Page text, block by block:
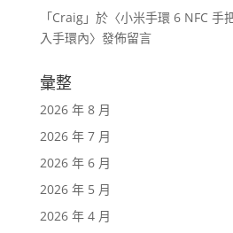
「Craig」於〈小米手環 6 NFC 手
入手環內〉發佈留言
彙整
2026 年 8 月
2026 年 7 月
2026 年 6 月
2026 年 5 月
2026 年 4 月